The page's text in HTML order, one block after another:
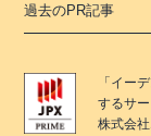
過去のPR記事
「 イー
するサー
株式会